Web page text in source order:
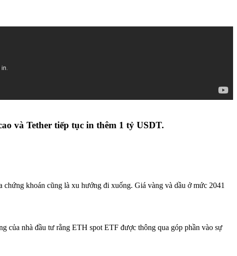
và Tether tiếp tục in thêm 1 tỷ USDT.
khoán cũng là xu hướng đi xuống. Giá vàng và dầu ở mức 2041
nhà đầu tư rằng ETH spot ETF được thông qua góp phần vào sự